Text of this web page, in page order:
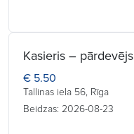
Kasieris – pārdevējs
€ 5.50
Tallinas iela 56, Rīga
Beidzas: 2026-08-23